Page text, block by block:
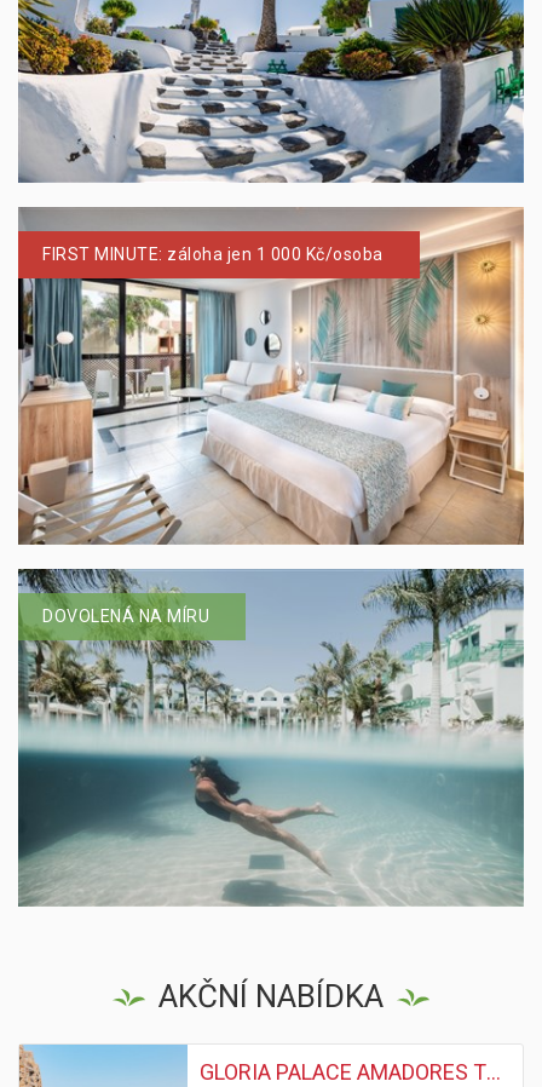
FIRST MINUTE: záloha jen 1 000 Kč/osoba
DOVOLENÁ NA MÍRU
AKČNÍ NABÍDKA
GLORIA PALACE AMADORES THALASSO & HOTEL